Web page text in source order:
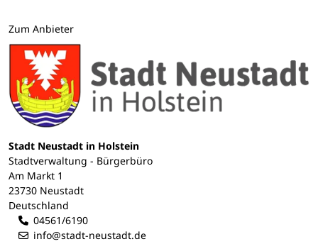
Zum Anbieter
Stadt Neustadt in Holstein
Stadtverwaltung - Bürgerbüro
Am Markt 1
23730 Neustadt
Deutschland
04561/6190
info@stadt-neustadt.de